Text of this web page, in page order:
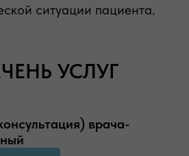
ситуации пациента.
УСЛУГ
врача-